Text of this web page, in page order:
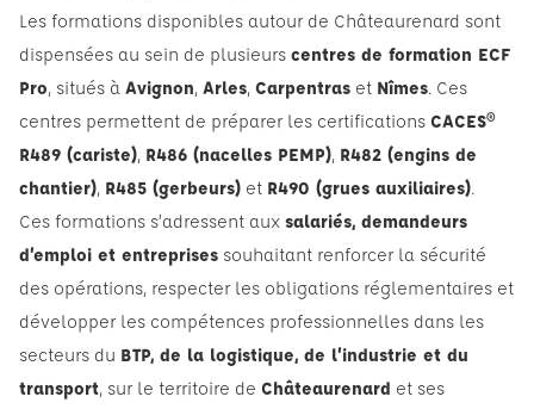
Les formations disponibles autour de Châteaurenard sont
dispensées au sein de plusieurs centres de formation ECF
Pro, situés à Avignon, Arles, Carpentras et Nîmes. Ces
centres permettent de préparer les certifications CACES®
R489 (cariste), R486 (nacelles PEMP), R482 (engins de
chantier), R485 (gerbeurs) et R490 (grues auxiliaires).
Ces formations s’adressent aux salariés, demandeurs
d’emploi et entreprises souhaitant renforcer la sécurité
des opérations, respecter les obligations réglementaires et
développer les compétences professionnelles dans les
secteurs du BTP, de la logistique, de l’industrie et du
transport, sur le territoire de Châteaurenard et ses